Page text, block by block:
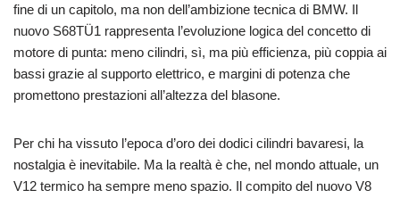
fine di un capitolo, ma non dell’ambizione tecnica di BMW. Il
nuovo S68TÜ1 rappresenta l’evoluzione logica del concetto di
motore di punta: meno cilindri, sì, ma più efficienza, più coppia ai
bassi grazie al supporto elettrico, e margini di potenza che
promettono prestazioni all’altezza del blasone.
Per chi ha vissuto l’epoca d’oro dei dodici cilindri bavaresi, la
nostalgia è inevitabile. Ma la realtà è che, nel mondo attuale, un
V12 termico ha sempre meno spazio. Il compito del nuovo V8